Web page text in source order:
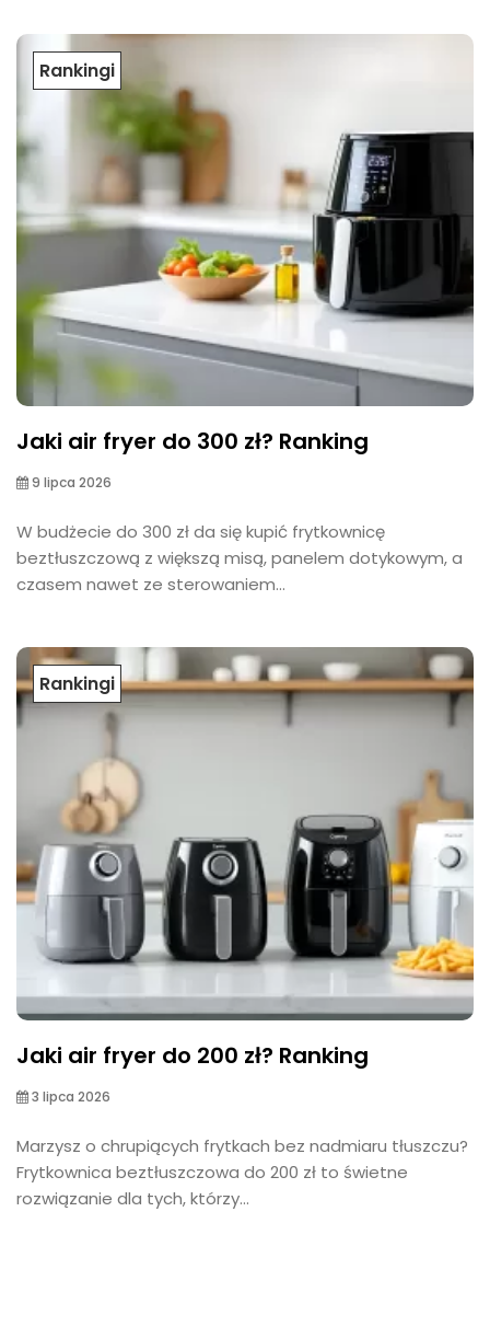
Rankingi
Jaki air fryer do 300 zł? Ranking
9 lipca 2026
W budżecie do 300 zł da się kupić frytkownicę
beztłuszczową z większą misą, panelem dotykowym, a
czasem nawet ze sterowaniem...
Rankingi
Jaki air fryer do 200 zł? Ranking
3 lipca 2026
Marzysz o chrupiących frytkach bez nadmiaru tłuszczu?
Frytkownica beztłuszczowa do 200 zł to świetne
rozwiązanie dla tych, którzy...